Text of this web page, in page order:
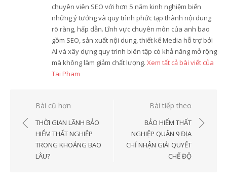
chuyên viên SEO với hơn 5 năm kinh nghiệm biến
những ý tưởng và quy trình phức tạp thành nội dung
rõ ràng, hấp dẫn. Lĩnh vực chuyên môn của anh bao
gồm SEO, sản xuất nội dung, thiết kế Media hỗ trợ bởi
AI và xây dựng quy trình biên tập có khả năng mở rộng
mà không làm giảm chất lượng. Xem tất cả bài viết của
Tai Pham
Điều
hướng
viết
Bài cũ hơn
THỜI GIAN LÃNH BẢO
HIỂM THẤT NGHIỆP
TRONG KHOẢNG BAO
LÂU?
Bài tiếp theo
BẢO HIỂM THẤT
NGHIỆP QUẬN 9 ĐỊA
CHỈ NHẬN GIẢI QUYẾT
CHẾ ĐỘ